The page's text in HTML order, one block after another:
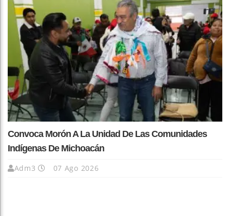
Convoca Morón A La Unidad De Las Comunidades
Indígenas De Michoacán
Adm3 07 Ago 2026